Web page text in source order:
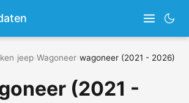
jeep Wagoneer wagoneer (2021 - 2026)
(2021 -